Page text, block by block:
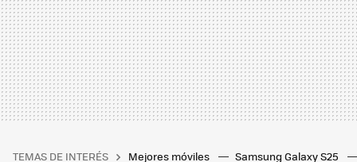
TEMAS DE INTERÉS Mejores móviles Samsung Galaxy S25